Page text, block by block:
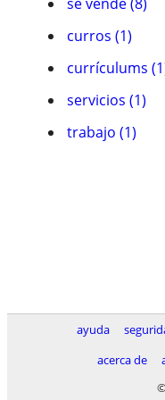
curros (1)
currículums
servicios (1)
trabajo (1)
ayuda
acerca de